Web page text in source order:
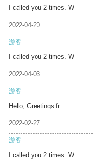
I called you 2 times. W
2022-04-20
游客
I called you 2 times. W
2022-04-03
游客
Hello, Greetings fr
2022-02-27
游客
I called you 2 times. W